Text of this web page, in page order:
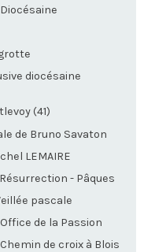
diocésaine
(41)
de Bruno Savaton
LEMAIRE
- Pâques
pascale
de la Passion
de croix à Blois